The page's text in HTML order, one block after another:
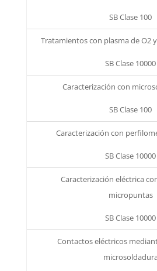
SB Clase 100
Tratamientos con plasma de O2
SB Clase 10000
Caracterización con
SB Clase 100
Caracterización con
SB Clase 10000
Caracterización eléctrica
micropuntas
SB Clase 10000
Contactos eléctricos